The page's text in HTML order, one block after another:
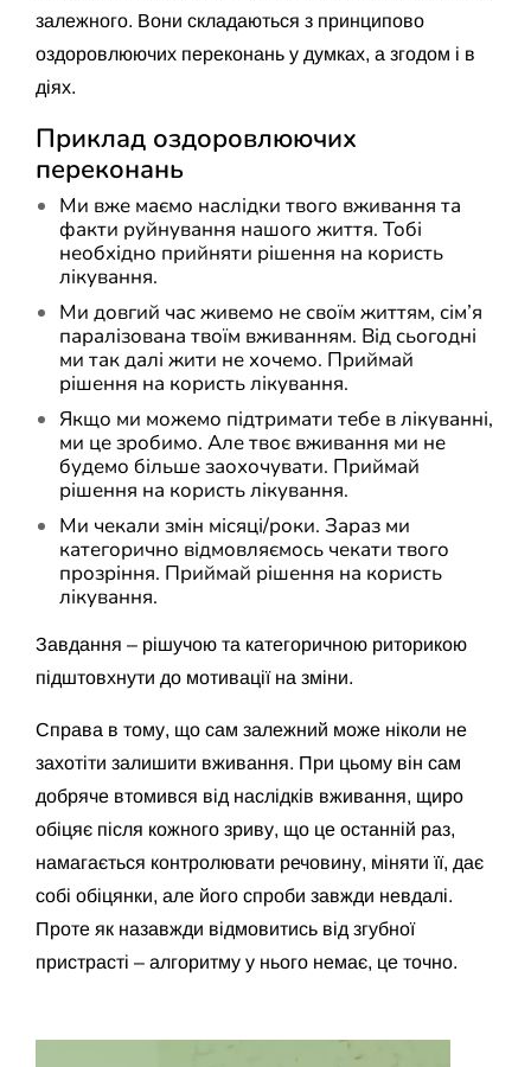
залежного. Вони складаються з принципово
оздоровлюючих переконань у думках, а згодом і в
діях.
Приклад оздоровлюючих
переконань
Ми вже маємо наслідки твого вживання та
факти руйнування нашого життя. Тобі
необхідно прийняти рішення на користь
лікування.
Ми довгий час живемо не своїм життям, сім’я
паралізована твоїм вживанням. Від сьогодні
ми так далі жити не хочемо. Приймай
рішення на користь лікування.
Якщо ми можемо підтримати тебе в лікуванні,
ми це зробимо. Але твоє вживання ми не
будемо більше заохочувати. Приймай
рішення на користь лікування.
Ми чекали змін місяці/роки. Зараз ми
категорично відмовляємось чекати твого
прозріння. Приймай рішення на користь
лікування.
Завдання – рішучою та категоричною риторикою
підштовхнути до мотивації на зміни.
Справа в тому, що сам залежний може ніколи не
захотіти залишити вживання. При цьому він сам
добряче втомився від наслідків вживання, щиро
обіцяє після кожного зриву, що це останній раз,
намагається контролювати речовину, міняти її, дає
собі обіцянки, але його спроби завжди невдалі.
Проте як назавжди відмовитись від згубної
пристрасті – алгоритму у нього немає, це точно.